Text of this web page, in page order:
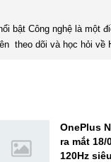
theo dõi và học hỏi
OnePlus
ra mắt 18/
120Hz